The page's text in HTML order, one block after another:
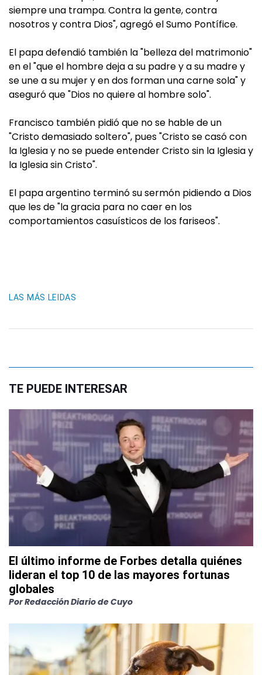
siempre una trampa. Contra la gente, contra
nosotros y contra Dios", agregó el Sumo Pontífice.
El papa defendió también la "belleza del matrimonio"
en el "que el hombre deja a su padre y a su madre y
se une a su mujer y en dos forman una carne sola" y
aseguró que "Dios no quiere al hombre solo".
Francisco también pidió que no se hable de un
"Cristo demasiado soltero", pues "Cristo se casó con
la Iglesia y no se puede entender Cristo sin la Iglesia y
la Iglesia sin Cristo".
El papa argentino terminó su sermón pidiendo a Dios
que les de "la gracia para no caer en los
comportamientos casuísticos de los fariseos".
LAS MÁS LEIDAS
TE PUEDE INTERESAR
El último informe de Forbes detalla quiénes
lideran el top 10 de las mayores fortunas
globales
PorRedacción Diario de Cuyo